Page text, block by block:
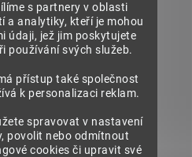
s partnery v oblasti
a analytiky, kteří je mohou
údaji, jež jim poskytujete
používání svých služeb.
přístup také společnost
k personalizaci reklam.
spravovat v nastavení
povolit nebo odmítnout
cookies či upravit své